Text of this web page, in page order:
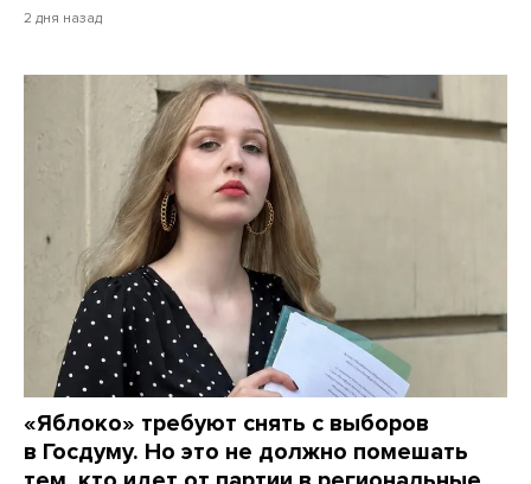
2 дня назад
«Яблоко» требуют снять с выборов
в Госдуму. Но это не должно помешать